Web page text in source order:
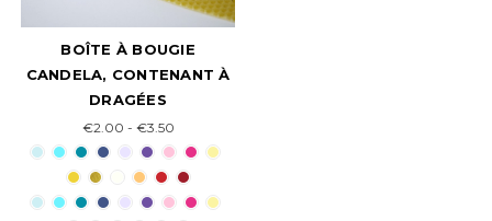
BOÎTE À BOUGIE
CANDELA, CONTENANT À
DRAGÉES
€2.00 - €3.50